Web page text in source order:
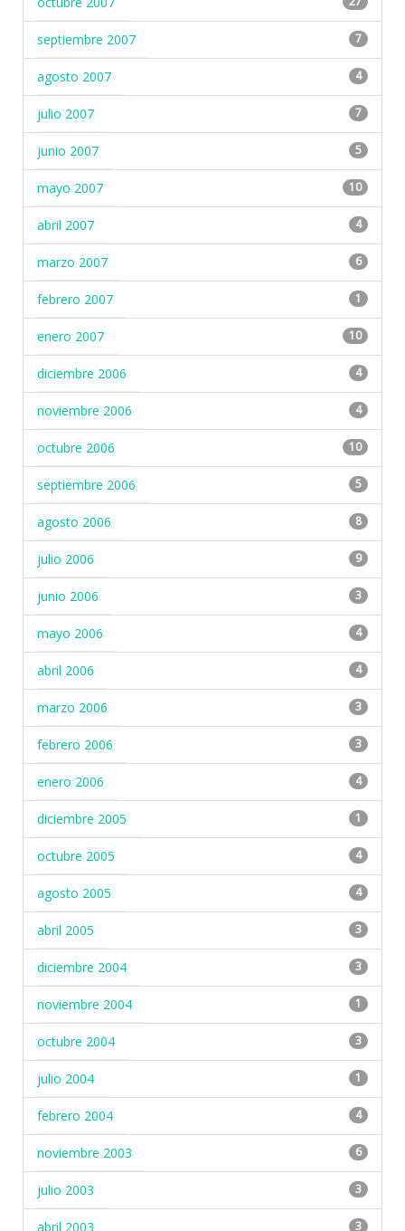
septiembre 2007 7
agosto 2007 4
julio 2007 7
junio 2007 5
mayo 2007 10
abril 2007 4
marzo 2007 6
febrero 2007 1
enero 2007 10
diciembre 2006 4
noviembre 2006 4
octubre 2006 10
septiembre 2006 5
agosto 2006 8
julio 2006 9
junio 2006 3
mayo 2006 4
abril 2006 4
marzo 2006 3
febrero 2006 3
enero 2006 4
diciembre 2005 1
octubre 2005 4
agosto 2005 4
abril 2005 3
diciembre 2004 3
noviembre 2004 1
octubre 2004 3
julio 2004 1
febrero 2004 4
noviembre 2003 6
julio 2003 3
abril 2003 3